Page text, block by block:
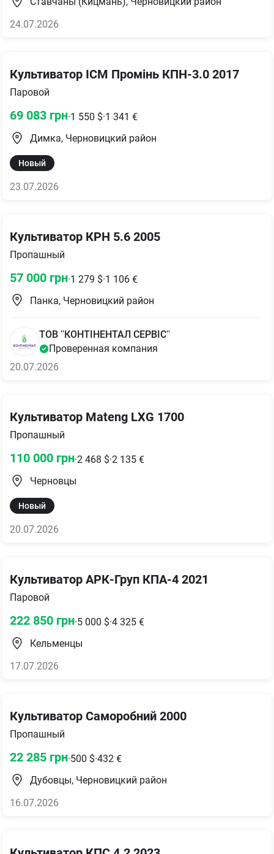
24.07.2026
Культиватор ІСМ Промінь КПН-3.0 2017
Паровой
69 083 грн·1 550 $·1 341 €
Димка, Черновицкий район
Новый
23.07.2026
Культиватор КРН 5.6 2005
Пропашный
57 000 грн·1 279 $·1 106 €
Панка, Черновицкий район
ТОВ ''КОНТІНЕНТАЛ СЕРВІС''
Проверенная компания
20.07.2026
Культиватор Mateng LXG 1700
Пропашный
110 000 грн·2 468 $·2 135 €
Черновцы
Новый
20.07.2026
Культиватор АРК-Груп КПА-4 2021
Паровой
222 850 грн·5 000 $·4 325 €
Кельменцы
17.07.2026
Культиватор Саморобний 2000
Пропашный
22 285 грн·500 $·432 €
Дубовцы, Черновицкий район
16.07.2026